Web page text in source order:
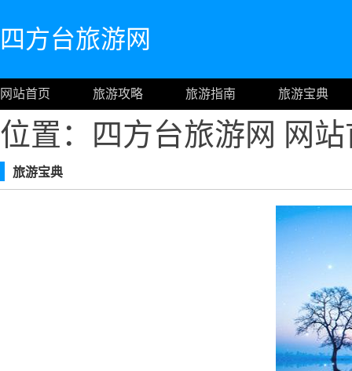
四方台旅游网
网站首页 旅游攻略 旅游指南 旅游宝典
位置：四方台旅游网 网
旅游宝典